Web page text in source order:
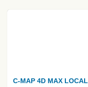
C-MAP 4D MAX LOCAL